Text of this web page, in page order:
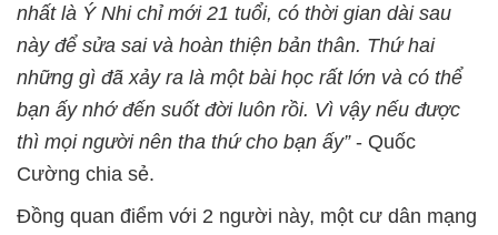
nhất là Ý Nhi chỉ mới 21 tuổi, có thời gian dài sau
này để sửa sai và hoàn thiện bản thân. Thứ hai
những gì đã xảy ra là một bài học rất lớn và có thể
bạn ấy nhớ đến suốt đời luôn rồi. Vì vậy nếu được
thì mọi người nên tha thứ cho bạn ấy” - Quốc
Cường chia sẻ.
Đồng quan điểm với 2 người này, một cư dân mạng